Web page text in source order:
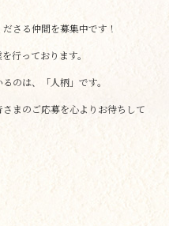
さる仲間を募集中です！
行っております。
のは、「人柄」です。
まのご応募を心よりお待ちして